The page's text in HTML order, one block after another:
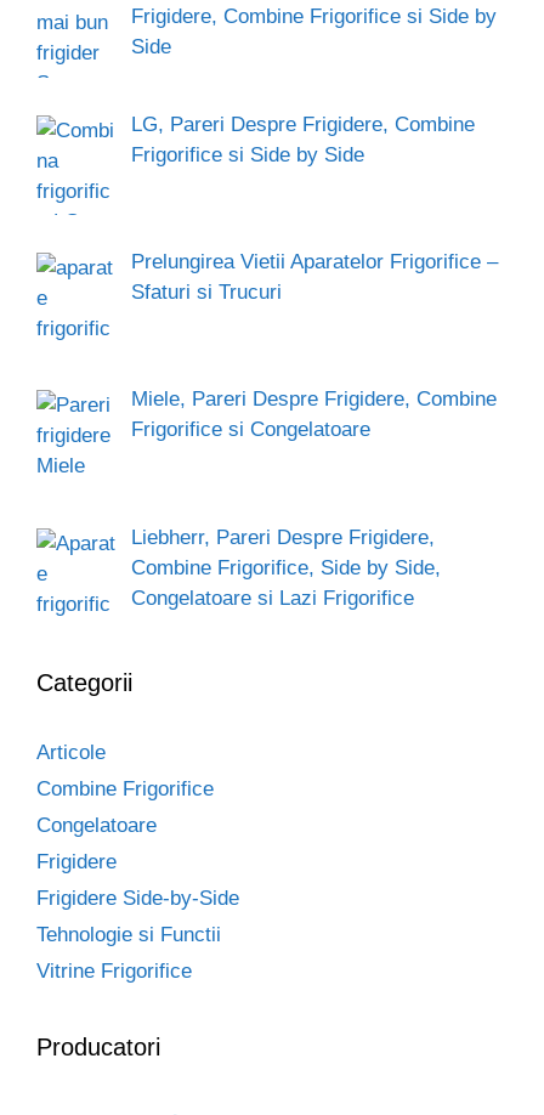
Frigidere, Combine Frigorifice si Side by
Side
LG, Pareri Despre Frigidere, Combine
Frigorifice si Side by Side
Prelungirea Vietii Aparatelor Frigorifice –
Sfaturi si Trucuri
Miele, Pareri Despre Frigidere, Combine
Frigorifice si Congelatoare
Liebherr, Pareri Despre Frigidere,
Combine Frigorifice, Side by Side,
Congelatoare si Lazi Frigorifice
Categorii
Articole
Combine Frigorifice
Congelatoare
Frigidere
Frigidere Side-by-Side
Tehnologie si Functii
Vitrine Frigorifice
Producatori